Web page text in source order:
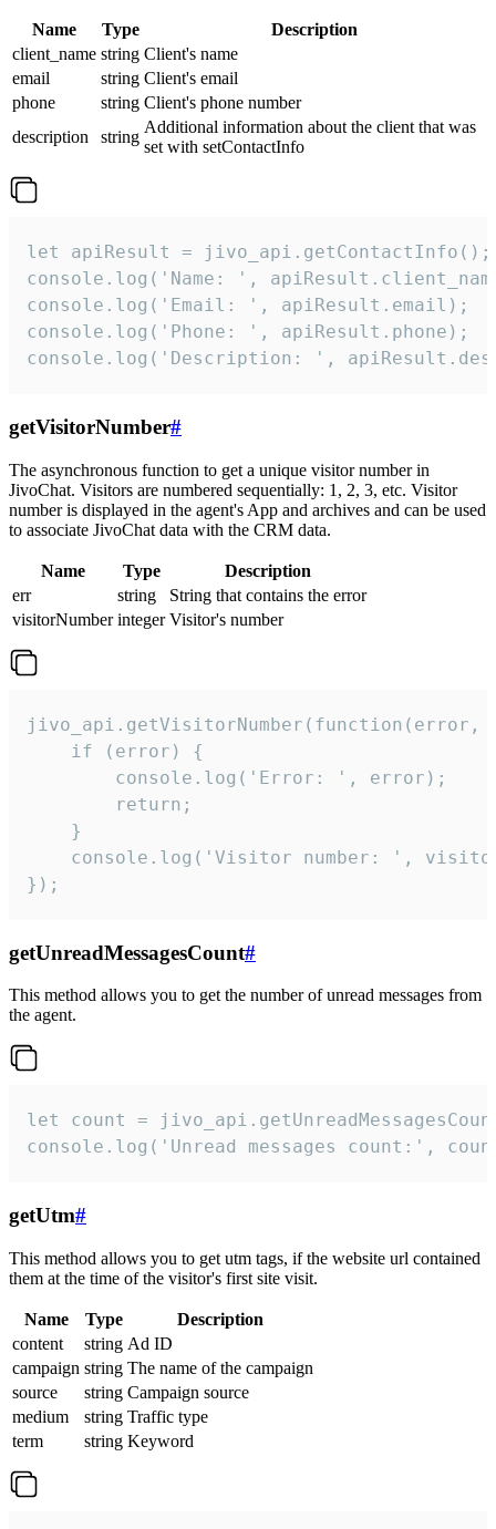
Name Type
Description
client_name string Client's name
email
string Client's email
phone
string Client's phone number
description
string
Additional information about the client that was
set with setContactInfo
let apiResult = jivo_api.getContactInfo();
console.log('Name: ',
console.log('Email: ', apiResult.email);
console.log('Phone: ', apiResult.phone);
console.log('Description: ',
getVisitorNumber#
The asynchronous function to get a unique visitor number in
JivoChat. Visitors are numbered sequentially: 1, 2, 3, etc. Visitor
number is displayed in the agent's App and archives and can be used
to associate JivoChat data with the CRM data.
Name Type
Description
err
string
String that contains the error
visitorNumber integer Visitor's number
jivo_api.getVisitorNumber(function(error,
    if (error) {
        console.log('Error: ', error);
        return;
    }
console.log('Visitor number: ',
});
getUnreadMessagesCount#
This method allows you to get the number of unread messages from
the agent.
let count =
console.log('Unread messages count:',
getUtm#
This method allows you to get utm tags, if the website url contained
them at the time of the visitor's first site visit.
Name Type
Description
content
string Ad ID
campaign string The name of the campaign
source
string Campaign source
medium
string Traffic type
term
string Keyword